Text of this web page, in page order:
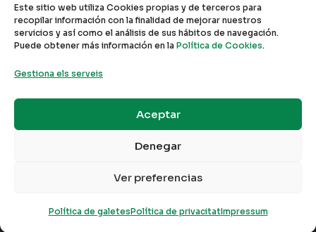
Este sitio web utiliza Cookies propias y de terceros para
recopilar información con la finalidad de mejorar nuestros
servicios y así como el análisis de sus hábitos de navegación.
Puede obtener más información en la Política de Cookies.
Gestiona els serveis
Aceptar
Denegar
Ver preferencias
Política de galetesPolítica de privacitatImpressum
Com arribar
© 2024 – EIMA